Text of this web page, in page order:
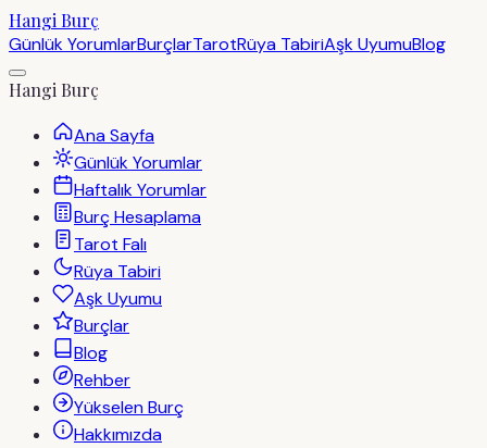
Hangi Burç
Günlük YorumlarBurçlarTarotRüya TabiriAşk UyumuBlog
Hangi Burç
Ana Sayfa
Günlük Yorumlar
Haftalık Yorumlar
Burç Hesaplama
Tarot Falı
Rüya Tabiri
Aşk Uyumu
Burçlar
Blog
Rehber
Yükselen Burç
Hakkımızda